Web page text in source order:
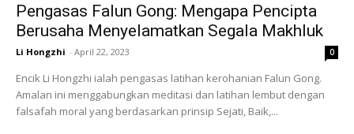
Pengasas Falun Gong: Mengapa Pencipta
Berusaha Menyelamatkan Segala Makhluk
Li Hongzhi - April 22, 2023 0
Encik Li Hongzhi ialah pengasas latihan kerohanian Falun Gong.
Amalan ini menggabungkan meditasi dan latihan lembut dengan
falsafah moral yang berdasarkan prinsip Sejati, Baik,...